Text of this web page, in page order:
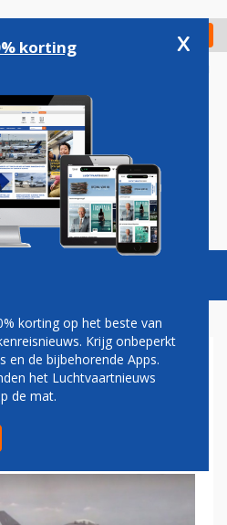
Check in
Vacatures
KLM-
MET F-
korting x
korting op het beste van
Krijg onbeperkt
en de bijbehorende Apps.
het Luchtvaartnieuws
de mat.